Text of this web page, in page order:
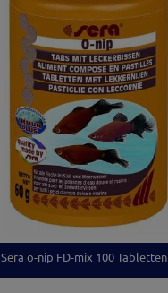
Sera o-nip FD-mix 100 Tabletten